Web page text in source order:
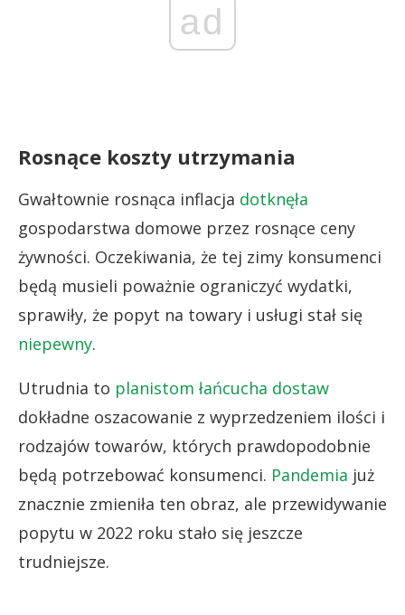
ad
Rosnące koszty utrzymania
Gwałtownie rosnąca inflacja dotknęła
gospodarstwa domowe przez rosnące ceny
żywności. Oczekiwania, że tej zimy konsumenci
będą musieli poważnie ograniczyć wydatki,
sprawiły, że popyt na towary i usługi stał się
niepewny.
Utrudnia to planistom łańcucha dostaw
dokładne oszacowanie z wyprzedzeniem ilości i
rodzajów towarów, których prawdopodobnie
będą potrzebować konsumenci. Pandemia już
znacznie zmieniła ten obraz, ale przewidywanie
popytu w 2022 roku stało się jeszcze
trudniejsze.